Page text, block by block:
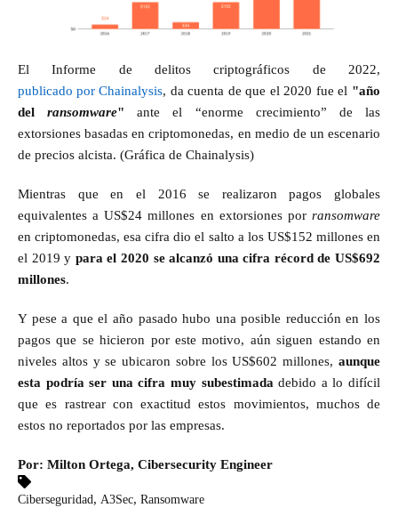
El Informe de delitos criptográficos de 2022,
publicado por Chainalysis, da cuenta de que el 2020 fue el "año
delransomware" ante el “enorme crecimiento” de las
extorsiones basadas en criptomonedas, en medio de un escenario
de precios alcista. (Gráfica de Chainalysis)
Mientras que en el 2016 se realizaron pagos globales
equivalentes a US$24 millones en extorsiones por ransomware
en criptomonedas, esa cifra dio el salto a los US$152 millones en
el 2019 y para el 2020 se alcanzó una cifra récord de US$692
millones.
Y pese a que el año pasado hubo una posible reducción en los
pagos que se hicieron por este motivo, aún siguen estando en
niveles altos y se ubicaron sobre los US$602 millones, aunque
esta podría ser una cifra muy subestimada debido a lo difícil
que es rastrear con exactitud estos movimientos, muchos de
estos no reportados por las empresas.
Por: Milton Ortega, Cibersecurity Engineer
Ciberseguridad, A3Sec, Ransomware